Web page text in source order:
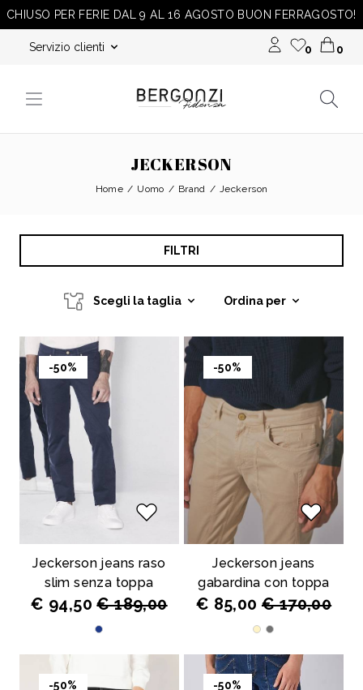
CHIUSO PER FERIE DAL 9 AL 16 AGOSTO BUON FERRAGOSTO!
Servizio clienti 0 0
JECKERSON
Home Uomo Brand Jeckerson
FILTRI
Scegli la taglia Ordina per
-50%
Jeckerson jeans raso
slim senza toppa
€ 94,50€ 189,00
-50%
Jeckerson jeans
gabardina con toppa
€ 85,00 € 170,00
-50% -50%